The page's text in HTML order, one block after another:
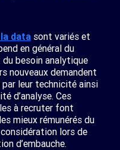
data sont variés et
en général du
besoin analytique
nouveaux demandent
leur technicité ainsi
d’analyse. Ces
à recruter font
mieux rémunérés du
lors de
d’embauche.